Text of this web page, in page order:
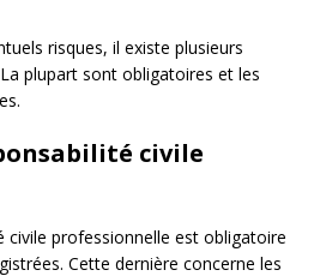
risques, il existe plusieurs
plupart sont obligatoires et les
civile
civile professionnelle est obligatoire
Cette dernière concerne les